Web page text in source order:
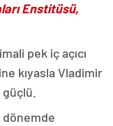
Enstitüsü,
pek iç açıcı
kıyasla Vladimir
dönemde